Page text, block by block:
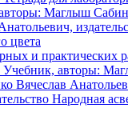
и практических